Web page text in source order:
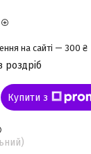
на сайті — 300 ₴
роздріб
Купити з